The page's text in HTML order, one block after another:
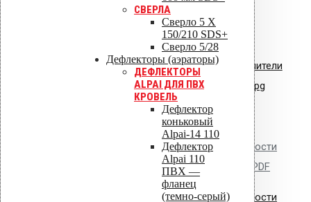
СВЕРЛА
Сверло 5 X
150/210 SDS+
Сверло 5/28
Дефлекторы (аэраторы)
ДЕФЛЕКТОРЫ
ALPAI ДЛЯ ПВХ
КРОВЕЛЬ
Дефлектор
коньковый
Alpai-14 110
Дефлектор
Alpai 110
ПВХ —
фланец
(темно-серый)
Сертификат соответствия:
вентиляторы типа VILPE.pdf
Сертификат соответствия: уплотнители
кровельные из EPDM резины.jpg
Сертификат пожарной безопасности
на изделия из полипропилена.PDF
Сертификат пожарной безопасности